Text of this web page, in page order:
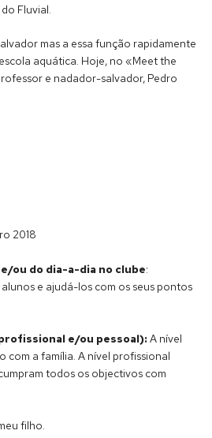
Fluvial.
mas a essa função rapidamente
aquática. Hoje, no «Meet the
e nadador-salvador, Pedro
2018
ou do dia-a-dia no clube:
e ajudá-los com os seus pontos
e/ou pessoal):A nível
com a família. A nível profissional
todos os objectivos com
filho.